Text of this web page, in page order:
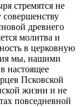
стремятся не
совершенству
древнего
молитва и
в церковную
мы, нашими
настоящее
Псковской
жизни и не
повседневной